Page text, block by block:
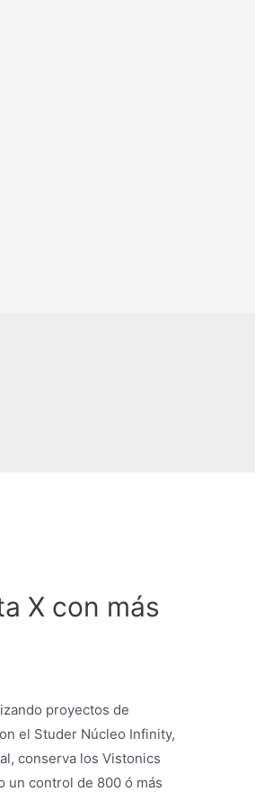
X con más
proyectos de
el Studer Núcleo Infinity,
conserva los Vistonics
un control de 800 ó más